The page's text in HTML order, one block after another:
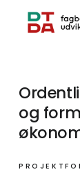
og